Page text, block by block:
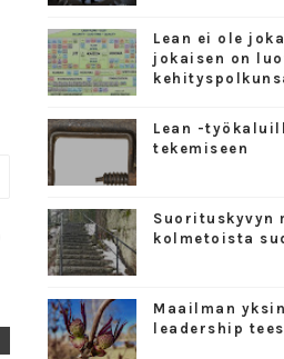
Lean ei ole
jokaisen on
Lean -
tekemiseen
Suorituskyvyn
kolmetoista
Maailman
leadership